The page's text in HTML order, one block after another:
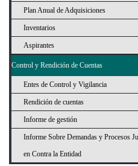
Plan Anual de Adquisiciones
Inventarios
Aspirantes
Control y Rendición de Cuentas
Entes de Control y Vigilancia
Rendición de cuentas
Informe de gestión
Informe Sobre Demandas y Procesos
en Contra la Entidad